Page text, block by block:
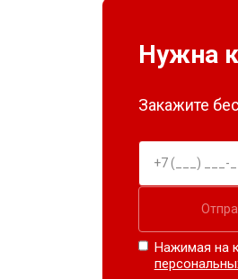
Нужна
Закажите
Нажимая на